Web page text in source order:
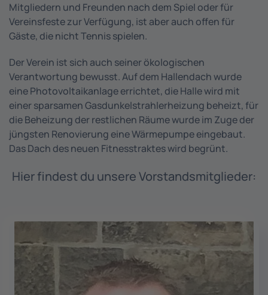
Mitgliedern und Freunden nach dem Spiel oder für
Vereinsfeste zur Verfügung, ist aber auch offen für
Gäste, die nicht Tennis spielen.
Der Verein ist sich auch seiner ökologischen
Verantwortung bewusst. Auf dem Hallendach wurde
eine Photovoltaikanlage errichtet, die Halle wird mit
einer sparsamen Gasdunkelstrahlerheizung beheizt, für
die Beheizung der restlichen Räume wurde im Zuge der
jüngsten Renovierung eine Wärmepumpe eingebaut.
Das Dach des neuen Fitnesstraktes wird begrünt.
Hier findest du unsere Vorstandsmitglieder: